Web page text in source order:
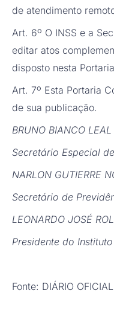
de atendimento
Art. 6º O INSS e a
editar atos
disposto nesta
Art. 7º Esta Portaria
de sua publicação.
BRUNO BIANCO LEAL
Secretário Especial
NARLON GUTIERRE
Secretário de
LEONARDO JOSÉ
Presidente do
Fonte: DIÁRIO